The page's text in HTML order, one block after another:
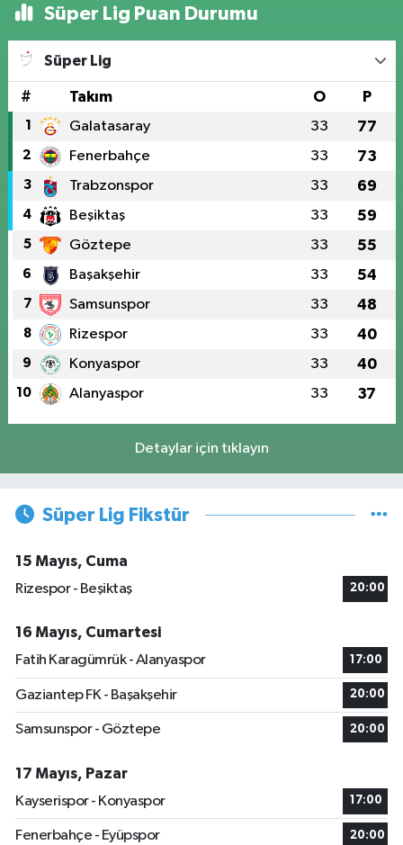
Süper Lig Puan Durumu
Süper Lig
# Takım O P
1 Galatasaray 33 77
2 Fenerbahçe 33 73
3 Trabzonspor 33 69
4 Beşiktaş 33 59
5 Göztepe 33 55
6 Başakşehir 33 54
7 Samsunspor 33 48
8 Rizespor 33 40
9 Konyaspor 33 40
10 Alanyaspor 33 37
Detaylar için tıklayın
Süper Lig Fikstür
15 Mayıs, Cuma
Rizespor - Beşiktaş
20:00
16 Mayıs, Cumartesi
Fatih Karagümrük - Alanyaspor
17:00
Gaziantep FK - Başakşehir 20:00
Samsunspor - Göztepe 20:00
17 Mayıs, Pazar
Kayserispor - Konyaspor
17:00
Fenerbahçe - Eyüpspor 20:00